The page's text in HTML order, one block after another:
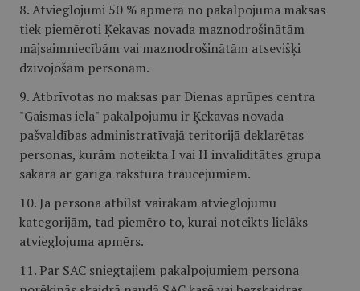
8. Atvieglojumi 50 % apmērā no pakalpojuma maksas
tiek piemēroti Ķekavas novada maznodrošinātām
mājsaimniecībām vai maznodrošinātām atsevišķi
dzīvojošām personām.
9. Atbrīvotas no maksas par Dienas aprūpes centra
"Gaismas iela" pakalpojumu ir Ķekavas novada
pašvaldības administratīvajā teritorijā deklarētas
personas, kurām noteikta I vai II invaliditātes grupa
sakarā ar garīga rakstura traucējumiem.
10. Ja persona atbilst vairākām atvieglojumu
kategorijām, tad piemēro to, kurai noteikts lielāks
atvieglojuma apmērs.
11. Par SAC sniegtajiem pakalpojumiem persona